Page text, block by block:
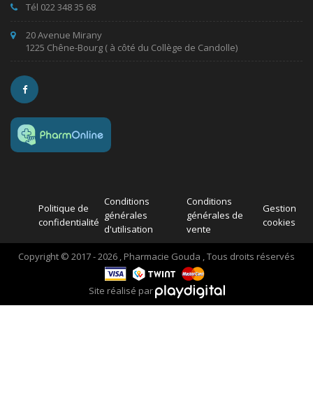
Tél 022 348 35 68
20 Avenue Mirany
1225 Chêne-Bourg ( à côté du Collège de Candolle)
Politique de
confidentialité
Conditions
générales
d'utilisation
Conditions
générales de
vente
Gestion
cookies
Copyright © 2017 - 2026 , Pharmacie Gouda , Tous droits réservés
Site réalisé par